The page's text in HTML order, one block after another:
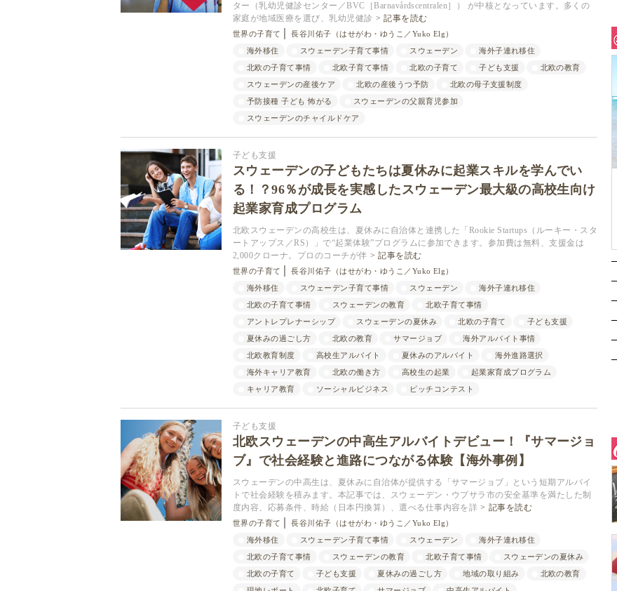
ター（乳幼児健診センター／BVC［Barnavårdscentralen］） が中核となっています。多くの
家庭が地域医療を選び、乳幼児健診
記事を読む
世界の子育て
長谷川佑子（はせがわ・ゆうこ／Yuko Elg）
海外移住
スウェーデン子育て事情 スウェーデン
海外子連れ移住
北欧の子育て事情
北欧子育て事情 北欧の子育て 子ども支援
北欧の教育
スウェーデンの産後ケア
北欧の産後うつ予防
北欧の母子支援制度
予防接種 子ども 怖がる
スウェーデンの父親育児参加
スウェーデンのチャイルドケア
子ども支援
スウェーデンの子どもたちは夏休みに起業スキルを学んでい
る！？96％が成長を実感したスウェーデン最大級の高校生向け
起業家育成プログラム
北欧スウェーデンの高校生は、夏休みに自治体と連携した「Rookie Startups（ルーキー・スタ
ートアップス／RS）」で“起業体験”プログラムに参加できます。参加費は無料、支援金は
2,000クローナ。プロのコーチが伴
記事を読む
世界の子育て
長谷川佑子（はせがわ・ゆうこ／Yuko Elg）
海外移住
スウェーデン子育て事情 スウェーデン
海外子連れ移住
北欧の子育て事情
スウェーデンの教育
北欧子育て事情
アントレプレナーシップ
スウェーデンの夏休み 北欧の子育て
子ども支援
夏休みの過ごし方
北欧の教育 サマージョブ
海外アルバイト事情
北欧教育制度
高校生アルバイト 夏休みのアルバイト
海外進路選択
海外キャリア教育
北欧の働き方 高校生の起業
起業家育成プログラム
キャリア教育
ソーシャルビジネス ピッチコンテスト
子ども支援
北欧スウェーデンの中高生アルバイトデビュー！『サマージョ
ブ』で社会経験と進路につながる体験【海外事例】
スウェーデンの中高生は、夏休みに自治体が提供する「サマージョブ」という短期アルバイ
トで社会経験を積みます。本記事では、スウェーデン・ウプサラ市の安全基準を満たした制
度内容、応募条件、時給（日本円換算）、選べる仕事内容を詳
記事を読む
世界の子育て
長谷川佑子（はせがわ・ゆうこ／Yuko Elg）
海外移住
スウェーデン子育て事情 スウェーデン
海外子連れ移住
北欧の子育て事情
スウェーデンの教育 北欧子育て事情
スウェーデンの夏休み
北欧の子育て
子ども支援 夏休みの過ごし方 地域の取り組み
北欧の教育